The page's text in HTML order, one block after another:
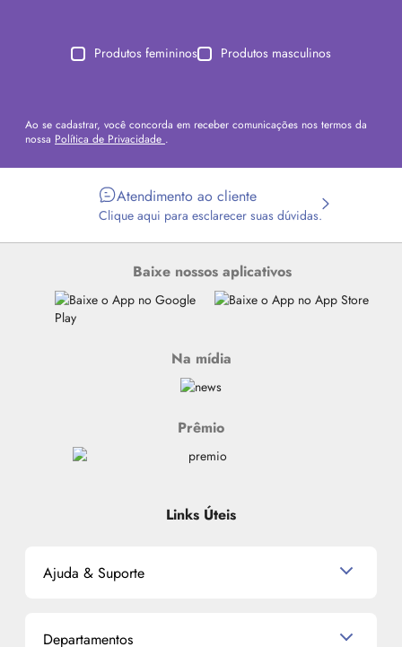
Produtos femininos Produtos masculinos
Ao se cadastrar, você concorda em receber comunicações nos termos da
nossa Política de Privacidade .
Atendimento ao cliente
Clique aqui para esclarecer suas dúvidas.
Baixe nossos aplicativos
Na mídia
Prêmio
Links Úteis
Ajuda & Suporte
Política de Devolução
Departamentos